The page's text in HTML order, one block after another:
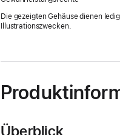
Die gezeigten Gehäuse dienen
Illustrationszwecken.
Überblick